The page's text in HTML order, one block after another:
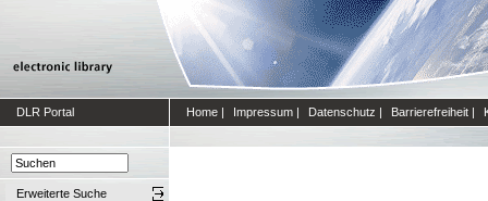
DLR Portal Home | Impressum | Datenschutz | Barrierefreiheit |
Erweiterte Suche